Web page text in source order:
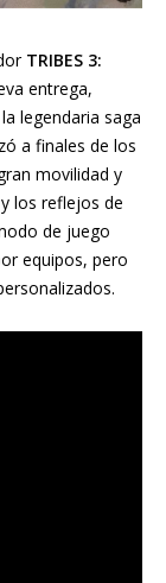
TRIBES 3:
entrega,
legendaria saga
a finales de los
movilidad y
los reflejos de
de juego
equipos, pero